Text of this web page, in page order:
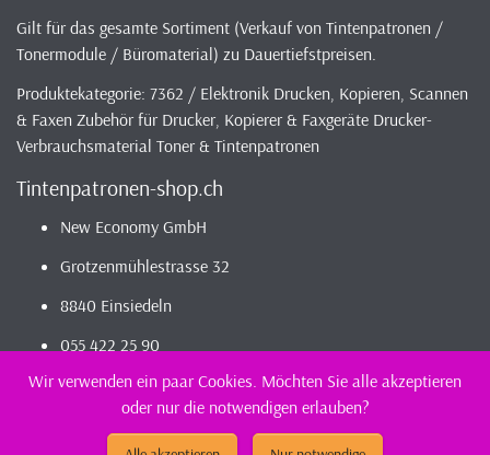
Gilt für das gesamte Sortiment (Verkauf von Tintenpatronen /
Tonermodule / Büromaterial) zu Dauertiefstpreisen.
Produktekategorie: 7362 / Elektronik Drucken, Kopieren, Scannen
& Faxen Zubehör für Drucker, Kopierer & Faxgeräte Drucker-
Verbrauchsmaterial Toner & Tintenpatronen
Tintenpatronen-shop.ch
New Economy GmbH
Grotzenmühlestrasse 32
8840 Einsiedeln
055 422 25 90
2026 - Infos / IndexTintenpatronen-ShopSortiment - günstig und
kompatibel bestellen / kaufen || günstig Tintenpatronen
Wir verwenden ein paar Cookies. Möchten Sie alle akzeptieren
oder nur die notwendigen erlauben?